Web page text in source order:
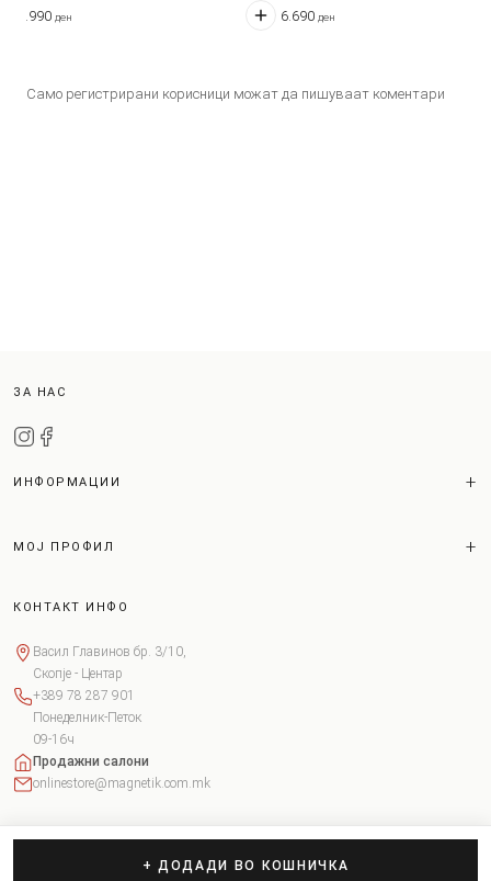
+ ДОДАДИ ВО КОШНИЧКА
7.990 ден 6.690 ден
Само регистрирани корисници можат да пишуваат коментари
ЗА НАС
ИНФОРМАЦИИ
МОЈ ПРОФИЛ
КОНТАКТ ИНФО
Васил Главинов бр. 3/10,
Скопје - Центар
+389 78 287 901
Понеделник-Петок
09-16ч
Продажни салони
onlinestore@magnetik.com.mk
Copyright © 2026 Magnetik. Сите права задржани. Поставки за колачиња